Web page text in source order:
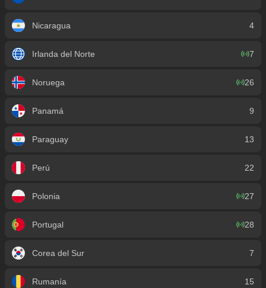
Nicaragua 4
Irlanda del Norte 7
Noruega 26
Panamá 9
Paraguay 13
Perú 22
Polonia 27
Portugal 28
Corea del Sur 7
Rumanía 15